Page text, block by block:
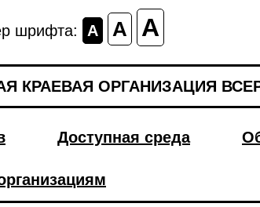
шрифта: A A A
КРАЕВАЯ ОРГАНИЗАЦИЯ
Доступная среда